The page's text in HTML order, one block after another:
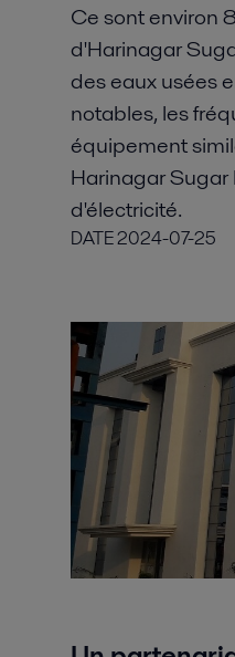
Ce sont environ
d'Harinagar
des eaux usées
notables, les
équipement
Harinagar Sugar
d'électricité.
DATE2024-07-25